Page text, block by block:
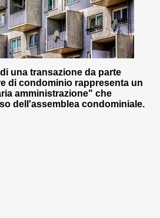
una transazione da parte
di condominio rappresenta un
amministrazione" che
dell'assemblea condominiale.